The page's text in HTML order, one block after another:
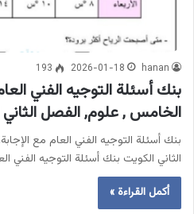
hanan
2026-01-18
193
بنك أسئلة التوجيه الفني
الخامس , علوم, الفصل
بنك أسئلة التوجيه الفني العام مع
الثاني الكويت بنك أسئلة التوجيه الفني
أكمل القراءة »